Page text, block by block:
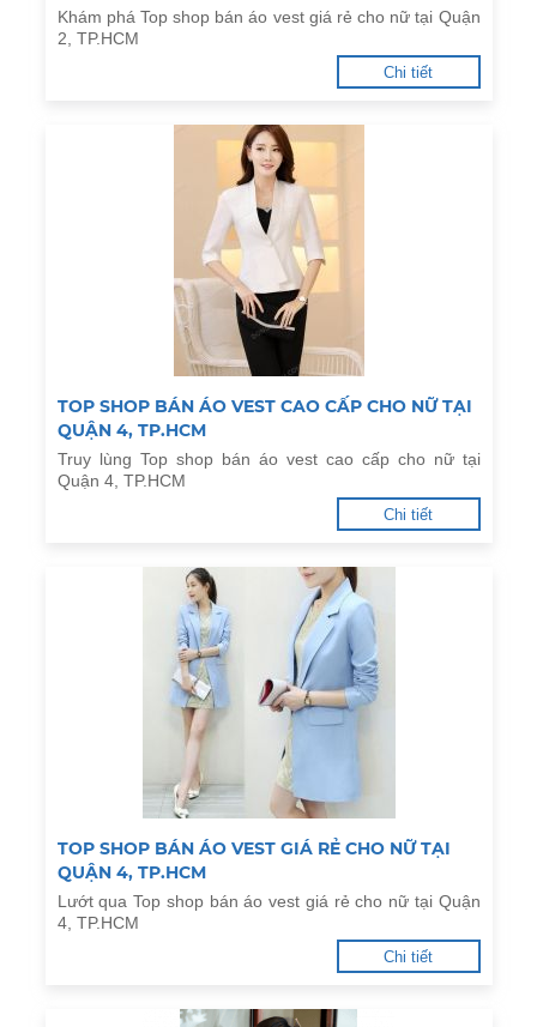
Khám phá Top shop bán áo vest giá rẻ cho nữ tại Quận
2, TP.HCM
Chi tiết
TOP SHOP BÁN ÁO VEST CAO CẤP CHO NỮ TẠI
QUẬN 4, TP.HCM
Truy lùng Top shop bán áo vest cao cấp cho nữ tại
Quận 4, TP.HCM
Chi tiết
TOP SHOP BÁN ÁO VEST GIÁ RẺ CHO NỮ TẠI
QUẬN 4, TP.HCM
Lướt qua Top shop bán áo vest giá rẻ cho nữ tại Quận
4, TP.HCM
Chi tiết